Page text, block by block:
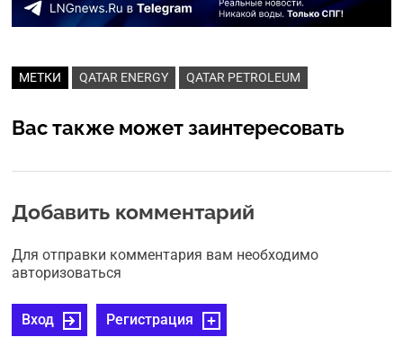
МЕТКИ QATAR ENERGY QATAR PETROLEUM
Вас также может заинтересовать
Добавить комментарий
Для отправки комментария вам необходимо
авторизоваться
Вход Регистрация